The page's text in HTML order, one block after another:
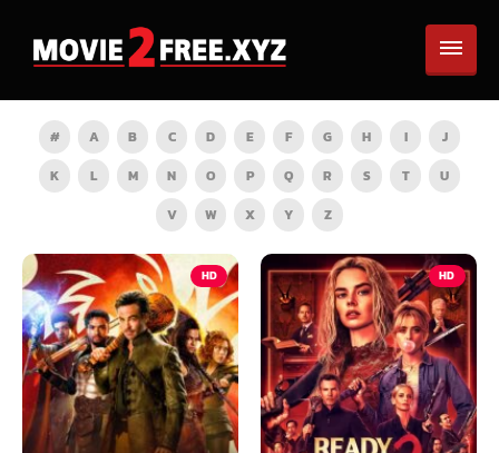
# A B C D E F G H I
J
K
L M N O P Q R S T
U
V
W X Y Z
HD HD